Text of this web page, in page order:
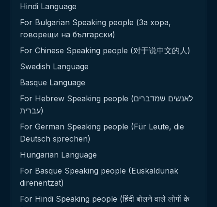
Hindi Language
For Bulgarian Speaking people (За хора,
говорещи на български)
For Chinese Speaking people (对于说中文的人)
Swedish Language
Basque Language
For Hebrew Speaking people (לאנשים שמדברים
עברית)
For German Speaking people (Für Leute, die
Deutsch sprechen)
Hungarian Language
For Basque Speaking people (Euskaldunak
direnentzat)
For Hindi Speaking people (हिंदी बोलने वाले लोगों के